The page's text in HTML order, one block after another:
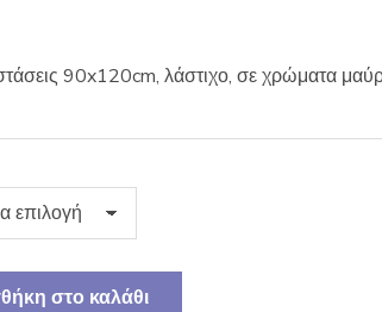
90x120cm, λάστιχο, σε χρώματα
στο καλάθι